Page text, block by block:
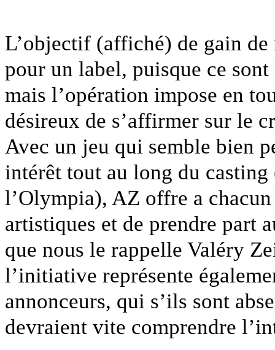
L’objectif (affiché) de gain
pour un label, puisque ce
mais l’opération impose en
désireux de s’affirmer sur le
Avec un jeu qui semble bien
intérêt tout au long du
l’Olympia), AZ offre a
artistiques et de prendre part
que nous le rappelle Valéry
l’initiative représente
annonceurs, qui s’ils sont
devraient vite comprendre